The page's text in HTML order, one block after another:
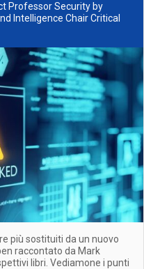
Professor Security by
Intelligence Chair Critical
più sostituiti da un nuovo
raccontato da Mark
libri. Vediamone i punti